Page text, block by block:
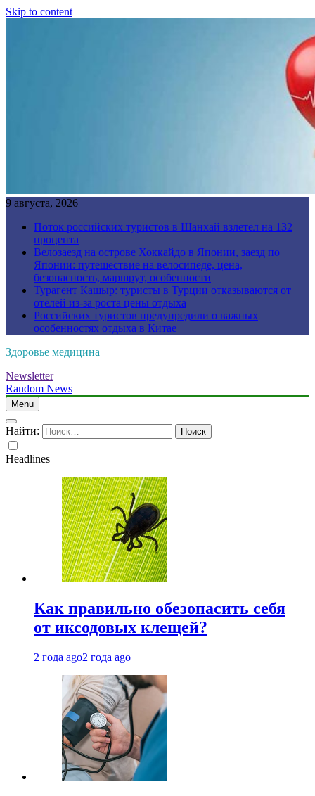
Skip to content
9 августа, 2026
Поток российских туристов в Шанхай взлетел на 132
процента
Велозаезд на острове Хоккайдо в Японии, заезд по
Японии: путешествие на велосипеде, цена,
безопасность, маршрут, особенности
Турагент Кашыр: туристы в Турции отказываются от
отелей из-за роста цены отдыха
Российских туристов предупредили о важных
особенностях отдыха в Китае
Здоровье медицина
Newsletter
Random News
Menu
Найти:
Headlines
Как правильно обезопасить себя
от иксодовых клещей?
2 года ago2 года ago